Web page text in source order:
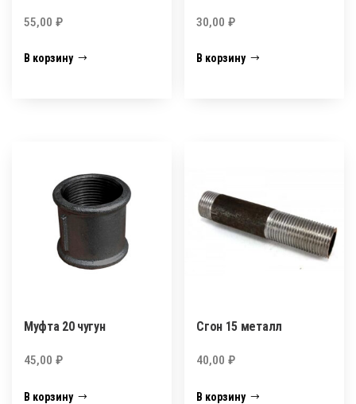
55,00 ₽
В корзину
30,00₽
В корзину
Муфта 20 чугун
45,00 ₽
В корзину
Сгон 15 металл
40,00₽
В корзину